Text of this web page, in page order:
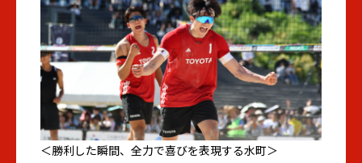
＜勝利した瞬間、全力で喜びを表現する水町＞